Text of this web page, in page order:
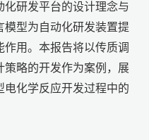
化研发平台的设计理念与
模型为自动化研发装置提
用。本报告将以传质调
策略的开发作为案例，展
化学反应开发过程中的